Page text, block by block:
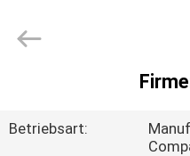
Electronics
Betriebsart: